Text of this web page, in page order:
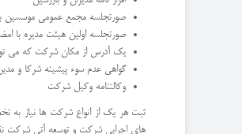
صورتجلسه مجمع عمومی موسسین
صورتجلسه اولین هیئت مدیره با
یک آدرس از مکان شرکت که می
گواهی عدم سوء پیشینه شرکا و
وکالتنامه وکیل شرکت
ثبت هر یک از انواع شرکت ها نیاز به
های اجرایی شرکت و توسعه آتی شرکت